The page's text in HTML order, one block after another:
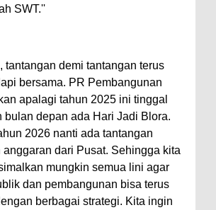
SWT.''
tantangan demi tantangan terus
bersama. PR Pembangunan
apalagi tahun 2025 ini tinggal
bulan depan ada Hari Jadi Blora.
2026 nanti ada tantangan
anggaran dari Pusat. Sehingga kita
mungkin semua lini agar
dan pembangunan bisa terus
berbagai strategi. Kita ingin